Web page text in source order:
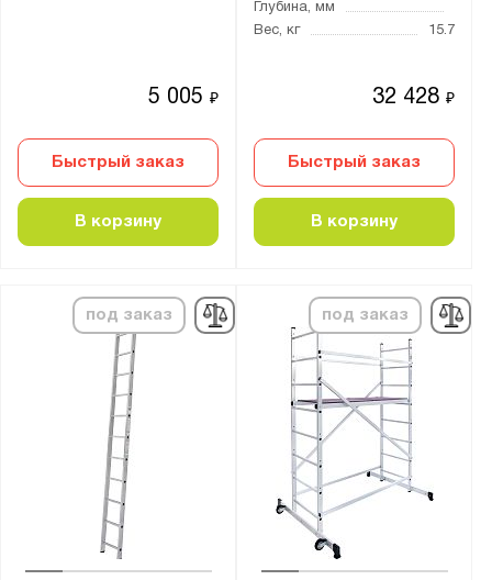
5 005₽
Быстрый заказ
В корзину
Глубина, мм
Вес, кг
15.7
32 428₽
Быстрый заказ
В корзину
под заказ под заказ
2900
2910
2960
3040
3050
3060
3070
3080
3090
3100
3130